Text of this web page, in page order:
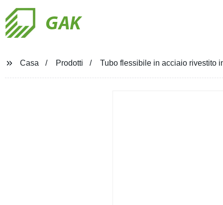
GAK
Casa Prodotti Tubo flessibile in acciaio rivestito